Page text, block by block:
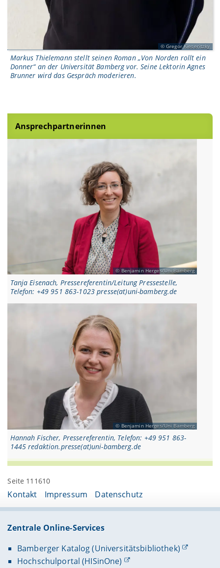
Gregor Kieseritzky
Markus Thielemann stellt seinen Roman „Von Norden rollt ein
Donner“ an der Universität Bamberg vor. Seine Lektorin Agnes
Brunner wird das Gespräch moderieren.
Ansprechpartnerinnen
Benjamin Herges/Uni Bamberg
Tanja Eisenach, Pressereferentin/Leitung Pressestelle,
Telefon: +49 951 863-1023 presse(at)uni-bamberg.de
Benjamin Herges/Uni Bamberg
Hannah Fischer, Pressereferentin, Telefon: +49 951 863-
1445 redaktion.presse(at)uni-bamberg.de
Seite 111610
Kontakt Impressum Datenschutz
Zentrale Online-Services
Bamberger Katalog (Universitätsbibliothek)
Hochschulportal (HISinOne)